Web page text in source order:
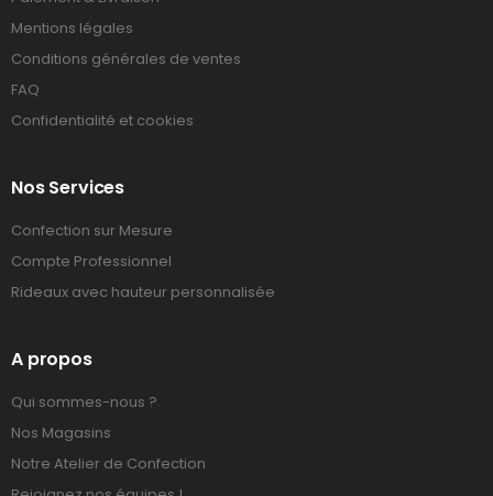
Mentions légales
Conditions générales de ventes
FAQ
Confidentialité et cookies
Nos Services
Confection sur Mesure
Compte Professionnel
Rideaux avec hauteur personnalisée
A propos
Qui sommes-nous ?
Nos Magasins
Notre Atelier de Confection